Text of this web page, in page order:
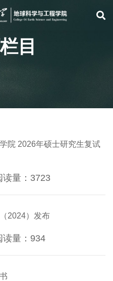
目
院 2026年硕士研究生复试
读量： 3723
2024）发布
读量： 934